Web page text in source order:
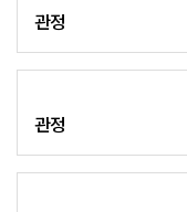
관정
관정